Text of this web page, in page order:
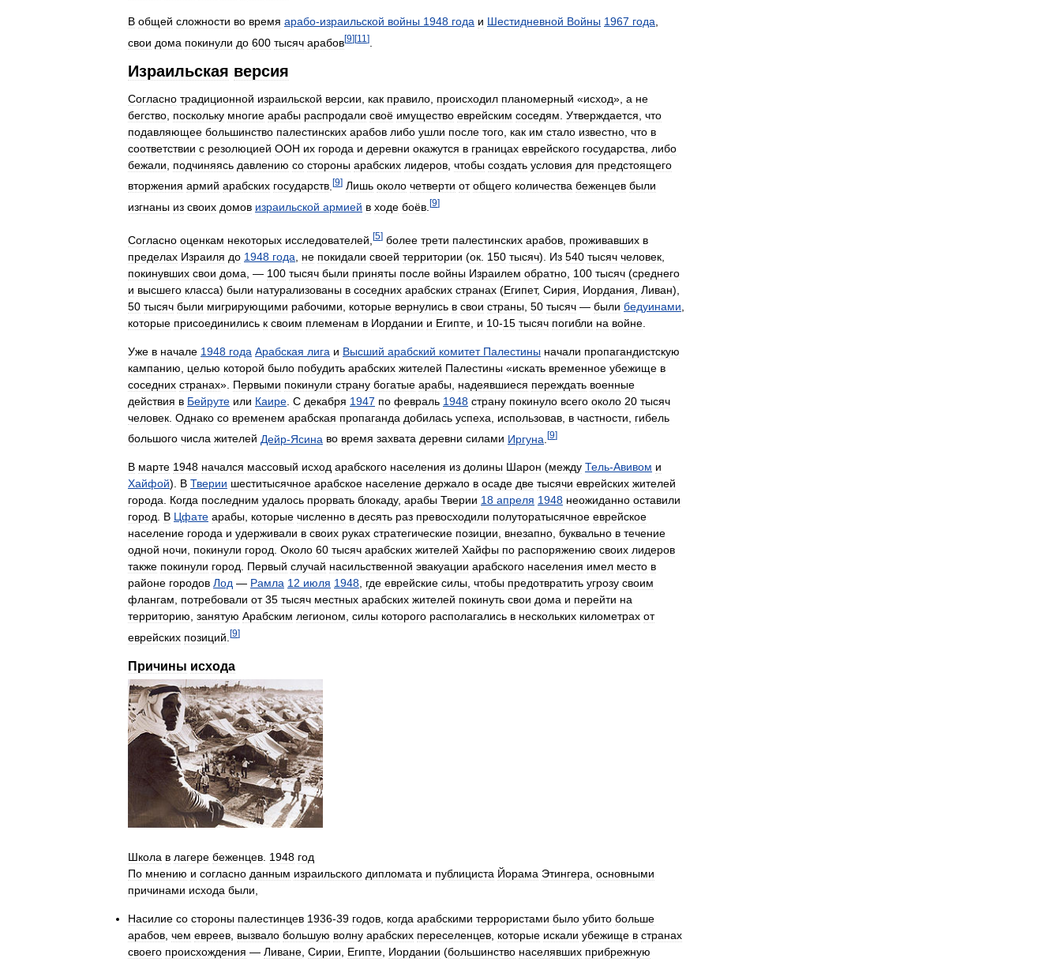
В общей сложности во время арабо-израильской войны 1948 года и Шестидневной Войны 1967 года
свои дома покинули до 600 тысяч арабов[9][11 ]
Израильская версия
Согласно традиционной израильской версии как правило происходил планомерный «исход», а не
бегство поскольку многие арабы распродали своё имущество еврейским соседям Утверждается что
подавляющее большинство палестинских арабов либо ушли после того как им стало известно что в
соответствии с резолюцией ООН их города и деревни окажутся в границах еврейского государства
либо
бежали
подчиняясь давлению со стороны арабских лидеров чтобы создать условия для предстоящего
вторжения армий арабских государств [9] Лишь около четверти от общего количества беженцев были
изгнаны из своих домов израильской армией в ходе боёв [9]
Согласно оценкам некоторых исследователей [5] более трети палестинских арабов проживавших в
пределах Израиля до 1948 года не покидали своей территории (ок 150 тысяч). Из 540 тысяч человек
покинувших свои дома , — 100 тысяч были приняты после войны Израилем обратно 100 тысяч (среднего
и высшего класса) были натурализованы в соседних арабских странах (Египет, Сирия Иордания Ливан),
50 тысяч были мигрирующими рабочими которые вернулись в свои страны 50 тысяч — были бедуинами
которые присоединились к своим племенам в Иордании и Египте и 10-15 тысяч погибли на войне
Уже в начале 1948 года Арабская лига и Высший арабский комитет Палестины начали пропагандистскую
кампанию
целью которой было побудить арабских жителей Палестины «искать временное убежище в
соседних странах». Первыми покинули страну богатые арабы надеявшиеся переждать военные
действия в Бейруте или Каире С декабря 1947 по февраль 1948 страну покинуло всего около 20 тысяч
человек Однако со временем арабская пропаганда добилась успеха использовав в частности
гибель
большого числа жителей Дейр-Ясина во время захвата деревни силами Иргуна [9]
В марте 1948 начался массовый исход арабского населения из долины Шарон (между Тель-Авивом и
Хайфой). В Тверии шеститысячное арабское население держало в осаде две тысячи еврейских жителей
города
Когда последним удалось прорвать блокаду, арабы Тверии 18 апреля 1948 неожиданно оставили
город
В Цфате арабы которые численно в десять раз превосходили полуторатысячное еврейское
население города и удерживали в своих руках стратегические позиции внезапно буквально в течение
одной ночи покинули город Около 60 тысяч арабских жителей Хайфы по распоряжению своих лидеров
также покинули город Первый случай насильственной эвакуации арабского населения имел место в
районе городов Лод — Рамла 12 июля 1948 где еврейские силы чтобы предотвратить угрозу своим
флангам
потребовали от 35 тысяч местных арабских жителей покинуть свои дома и перейти на
территорию занятую Арабским легионом силы которого располагались в нескольких километрах от
еврейских позиций [9]
Причины исхода
Школа в лагере беженцев. 1948 год
По мнению и согласно данным израильского дипломата и публициста Йорама Этингера, основными
причинами исхода были,
Насилие со стороны палестинцев 1936-39 годов, когда арабскими террористами было убито больше
арабов, чем евреев, вызвало большую волну арабских переселенцев, которые искали убежище в странах
своего происхождения — Ливане, Сирии, Египте, Иордании (большинство населявших прибрежную